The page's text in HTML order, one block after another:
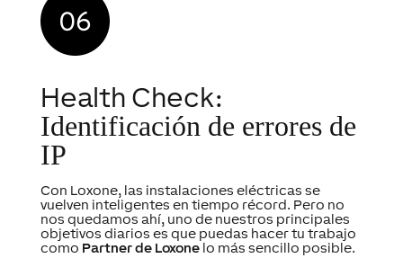
Health Check:
Identificación de errores de
IP
Con Loxone, las instalaciones eléctricas se
vuelven inteligentes en tiempo récord. Pero no
nos quedamos ahí, uno de nuestros principales
objetivos diarios es que puedas hacer tu trabajo
como Partner de Loxonelo más sencillo posible.